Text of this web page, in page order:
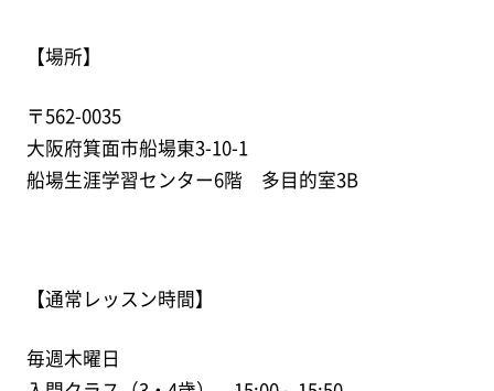
【場所】
〒562-0035
大阪府箕面市船場東3-10-1
船場生涯学習センター6階 多目的室3B
【通常レッスン時間】
毎週木曜日